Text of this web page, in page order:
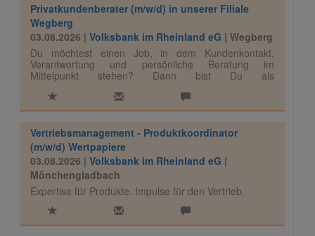
Privatkundenberater (m/w/d) in unserer Filiale
Wegberg
03.08.2026 | Volksbank im Rheinland eG | Wegberg
Du möchtest einen Job, in dem Kundenkontakt,
Verantwortung und persönliche Beratung im
Mittelpunkt stehen? Dann bist Du als
Privatkundenberater (m/w/d) in unserer Filiale in
Wegberg genau richtig.
Vertriebsmanagement - Produktkoordinator
(m/w/d) Wertpapiere
03.08.2026 | Volksbank im Rheinland eG |
Mönchengladbach
Expertise für Produkte. Impulse für den Vertrieb.